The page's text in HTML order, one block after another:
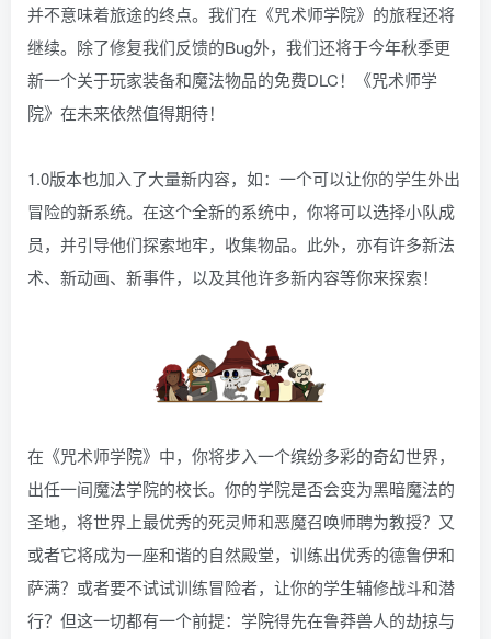
并不意味着旅途的终点。我们在《咒术师学院》的旅程还将
继续。除了修复我们反馈的Bug外，我们还将于今年秋季更
新一个关于玩家装备和魔法物品的免费DLC！《咒术师学
院》在未来依然值得期待！
1.0版本也加入了大量新内容，如：一个可以让你的学生外出
冒险的新系统。在这个全新的系统中，你将可以选择小队成
员，并引导他们探索地牢，收集物品。此外，亦有许多新法
术、新动画、新事件，以及其他许多新内容等你来探索！
在《咒术师学院》中，你将步入一个缤纷多彩的奇幻世界，
出任一间魔法学院的校长。你的学院是否会变为黑暗魔法的
圣地，将世界上最优秀的死灵师和恶魔召唤师聘为教授？又
或者它将成为一座和谐的自然殿堂，训练出优秀的德鲁伊和
萨满？或者要不试试训练冒险者，让你的学生辅修战斗和潜
行？但这一切都有一个前提：学院得先在鲁莽兽人的劫掠与